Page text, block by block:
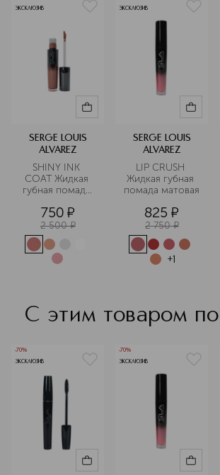
решениями в
включая тональные
тени для век,
другое. Бренд
экологически
упаковки и активно
различных
ЭКСКЛЮЗИВ
SERGE LOUIS
ALVAREZ
SHINY INK
COAT Жидкая
губная помада
750 ¤
2 500 ¤
ЭКСКЛЮЗИВ
SERGE LOUIS
ALVAREZ
LIP CRUSH
Жидкая губная
помада матовая
825 ¤
2 750 ¤
+1
С этим товаром
-70%
ЭКСКЛЮЗИВ
-70%
ЭКСКЛЮЗИВ